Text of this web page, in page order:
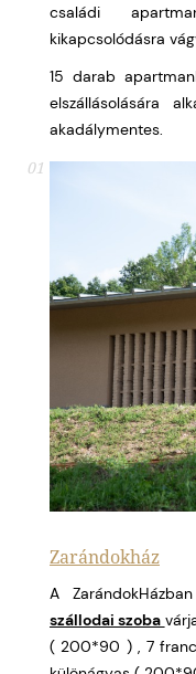
családi
kikapcsolódásra
15 darab
elszállásolására
akadálymentes.
01
Zarándokház
A
szállodai szoba
( 200*90 ) , 7